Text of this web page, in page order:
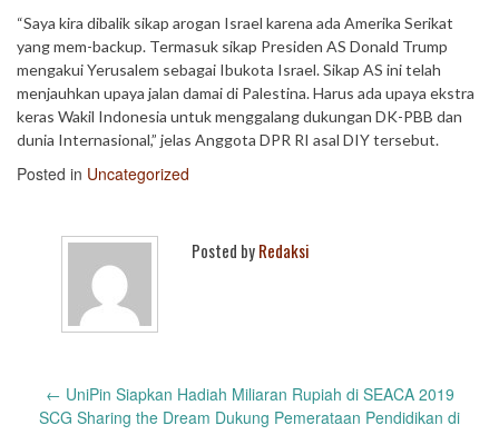
“Saya kira dibalik sikap arogan Israel karena ada Amerika Serikat
yang mem-backup. Termasuk sikap Presiden AS Donald Trump
mengakui Yerusalem sebagai Ibukota Israel. Sikap AS ini telah
menjauhkan upaya jalan damai di Palestina. Harus ada upaya ekstra
keras Wakil Indonesia untuk menggalang dukungan DK-PBB dan
dunia Internasional,” jelas Anggota DPR RI asal DIY tersebut.
Posted in Uncategorized
Posted byRedaksi
Post
navigation
← UniPin Siapkan Hadiah Miliaran Rupiah di SEACA 2019
SCG Sharing the Dream Dukung Pemerataan Pendidikan di